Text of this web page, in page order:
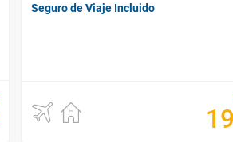
Seguro de Viaje Incluido